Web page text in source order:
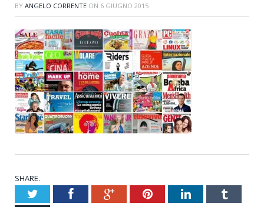
BY ANGELO CORRENTE ON 6 GIUGNO 2015
SHARE.
TwitterFacebookGoogle+PinterestLinkedInTumblr